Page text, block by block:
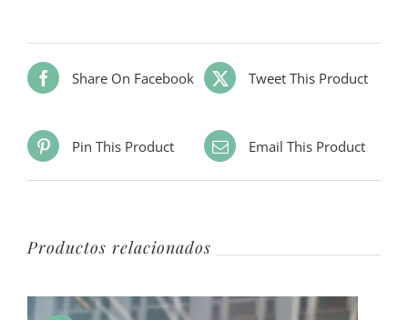
Share On Facebook Tweet This Product
Pin This Product Email This Product
Productos relacionados